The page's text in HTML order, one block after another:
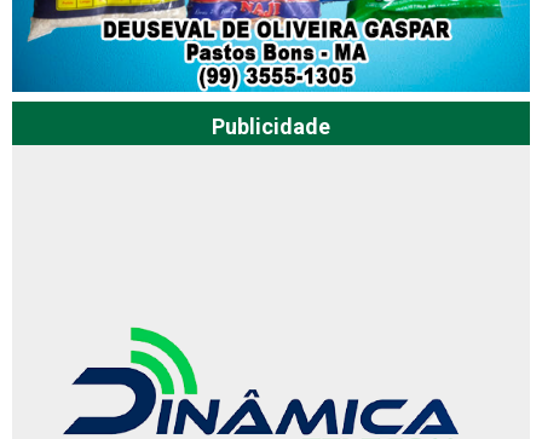
Publicidade